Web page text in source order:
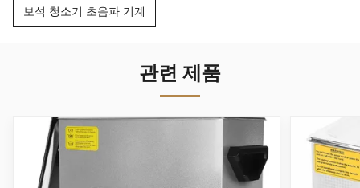
보석 청소기 초음파 기계
관련 제품